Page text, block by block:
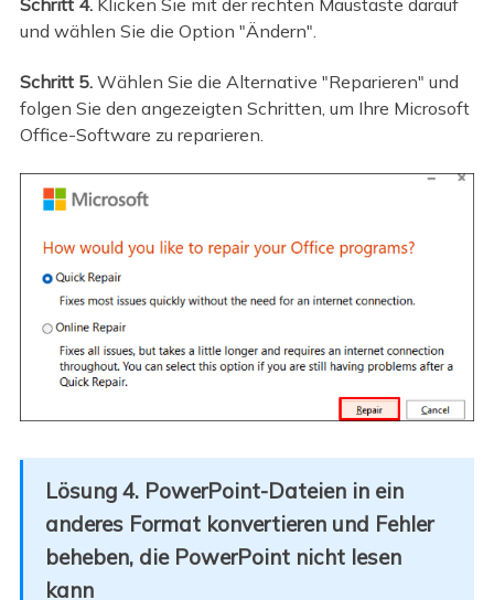
und wählen Sie die Option "Ändern".
Schritt 5.Wählen Sie die Alternative "Reparieren" und
folgen Sie den angezeigten Schritten, um Ihre Microsoft
Office-Software zu reparieren.
Lösung 4. PowerPoint-Dateien in ein
anderes Format konvertieren und Fehler
beheben, die PowerPoint nicht lesen
kann